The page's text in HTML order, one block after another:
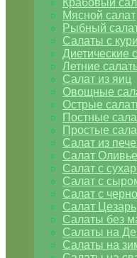
Крабовый
Мясной салат
Рыбный
Салаты с
Диетические
Летние
Салат из яиц
Овощные
Острые
Постные
Простые
Салат из
Салат Оливье
Салат с
Салат с
Салат с
Салат Цезарь
Салаты без
Салаты на
Салаты на